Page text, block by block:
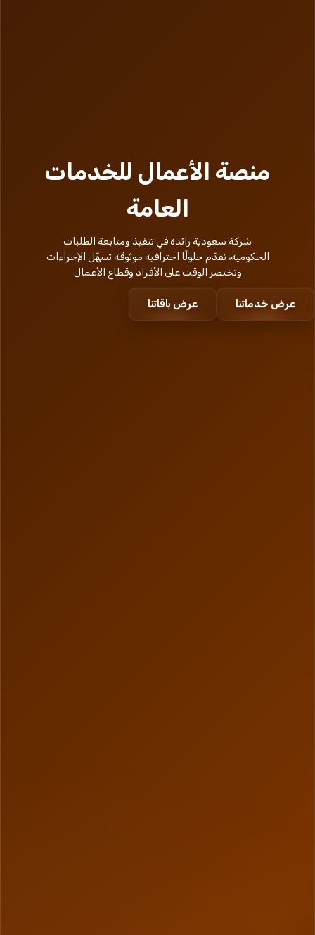
منصة الأعمال للخدمات
العامة
شركة سعودية رائدة في تنفيذ ومتابعة الطلبات
الحكومية، نقدّم حلولًا احترافية موثوقة تسهّل الإجراءات
وتختصر الوقت على الأفراد وقطاع الأعمال
عرض خدماتنا عرض باقاتنا